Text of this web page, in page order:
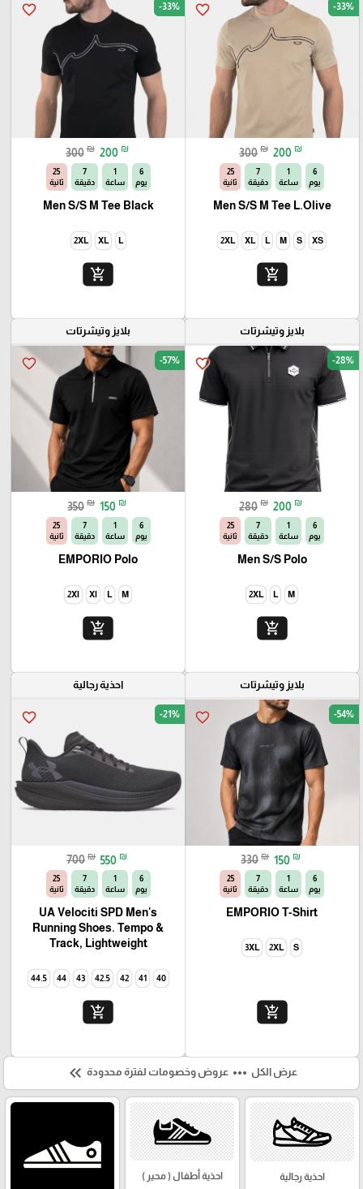
favorite_border -33%
300 ₪ 200 ₪
6
يوم
1
ساعة
7
دقيقة
23
ثانية
Men S/S M Tee L.Olive
XS
S
M
L
XL
2XL
add_shopping_cart
favorite_border -33%
300 ₪ 200 ₪
6
يوم
1
ساعة
7
دقيقة
23
ثانية
Men S/S M Tee Black
L
XL
2XL
add_shopping_cart
بلايز وتيشرتات
favorite_border -28%
280 ₪ 200 ₪
6
يوم
1
ساعة
7
دقيقة
23
ثانية
Men S/S Polo
M
L
2XL
add_shopping_cart
بلايز وتيشرتات
favorite_border -57%
350 ₪ 150 ₪
6
يوم
1
ساعة
7
دقيقة
23
ثانية
EMPORIO Polo
M
L
Xl
2Xl
add_shopping_cart
بلايز وتيشرتات
favorite_border -54%
330 ₪ 150 ₪
6
يوم
1
ساعة
7
دقيقة
23
ثانية
EMPORIO T-Shirt
S
2XL
3XL
add_shopping_cart
احذية رجالية
favorite_border -21%
700 ₪ 550 ₪
6
يوم
1
ساعة
7
دقيقة
23
ثانية
UA Velociti SPD Men's
Running Shoes. Tempo &
Track, Lightweight
40
41
42
42.5
43
44
44.5
add_shopping_cart
عرض الكل more_horiz عروض وخصومات لفترة محدودة keyboard_double_arrow_left
احذية رجالية احذية أطفال ( محير )